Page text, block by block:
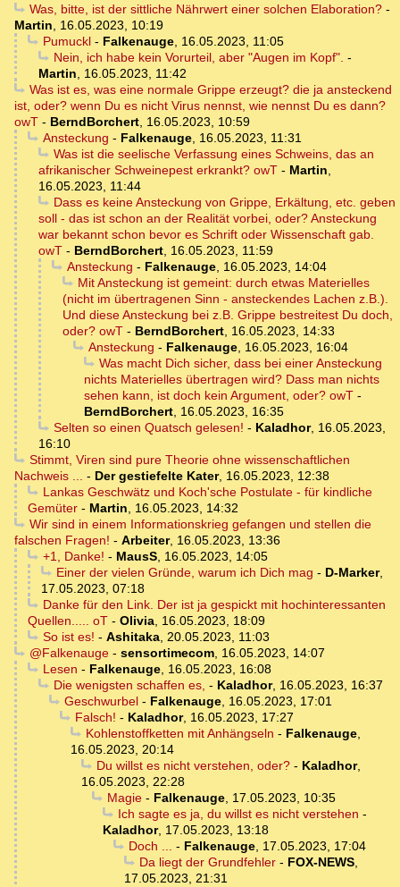
Was, bitte, ist der sittliche Nährwert einer solchen Elaboration?-
Martin
16.05.2023, 10:19
Pumuckl- Falkenauge, 16.05.2023, 11:05
Nein, ich habe kein Vorurteil, aber "Augen im Kopf". -
Martin
16.05.2023, 11:42
Was ist es, was eine normale Grippe erzeugt? die ja ansteckend
ist, oder? wenn Du es nicht Virus nennst, wie nennst Du es dann?
owT - BerndBorchert 16.05.2023, 10:59
Ansteckung - Falkenauge, 16.05.2023, 11:31
Was ist die seelische Verfassung eines Schweins, das an
afrikanischer Schweinepest erkrankt? owT - Martin
16.05.2023, 11:44
Dass es keine Ansteckung von Grippe, Erkältung, etc. geben
soll - das ist schon an der Realität vorbei, oder? Ansteckung
war bekannt schon bevor es Schrift oder Wissenschaft gab.
owT - BerndBorchert 16.05.2023, 11:59
Ansteckung - Falkenauge, 16.05.2023, 14:04
Mit Ansteckung ist gemeint: durch etwas Materielles
(nicht im übertragenen Sinn - ansteckendes Lachen z.B.).
Und diese Ansteckung bei z.B. Grippe bestreitest Du doch,
oder? owT - BerndBorchert 16.05.2023, 14:33
Ansteckung - Falkenauge, 16.05.2023, 16:04
Was macht Dich sicher, dass bei einer Ansteckung
nichts Materielles übertragen wird? Dass man nichts
sehen kann, ist doch kein Argument, oder? owT -
BerndBorchert 16.05.2023, 16:35
Selten so einen Quatsch gelesen! - Kaladhor, 16.05.2023,
16:10
Stimmt, Viren sind pure Theorie ohne wissenschaftlichen
Nachweis ...
- Der gestiefelte Kater, 16.05.2023, 12:38
Lankas Geschwätz und Koch'sche Postulate - für kindliche
Gemüter - Martin
16.05.2023, 14:32
Wir sind in einem Informationskrieg gefangen und stellen die
falschen Fragen! - Arbeiter, 16.05.2023, 13:36
+1, Danke! - MausS, 16.05.2023, 14:05
Einer der vielen Gründe, warum ich Dich mag - D-Marker,
17.05.2023, 07:18
Danke für den Link. Der ist ja gespickt mit hochinteressanten
Quellen..... oT - Olivia 16.05.2023, 18:09
So ist es! - Ashitaka, 20.05.2023, 11:03
@Falkenauge- sensortimecom, 16.05.2023, 14:07
Lesen - Falkenauge, 16.05.2023, 16:08
Die wenigsten schaffen es, - Kaladhor, 16.05.2023, 16:37
Geschwurbel- Falkenauge, 16.05.2023, 17:01
Falsch! - Kaladhor, 16.05.2023, 17:27
Kohlenstoffketten mit Anhängseln - Falkenauge,
16.05.2023, 20:14
Du willst es nicht verstehen, oder?- Kaladhor,
16.05.2023, 22:28
Magie- Falkenauge, 17.05.2023, 10:35
Ich sagte es ja, du willst es nicht verstehen -
Kaladhor, 17.05.2023, 13:18
Doch ...
- Falkenauge, 17.05.2023, 17:04
Da liegt der Grundfehler- FOX-NEWS,
17.05.2023, 21:31